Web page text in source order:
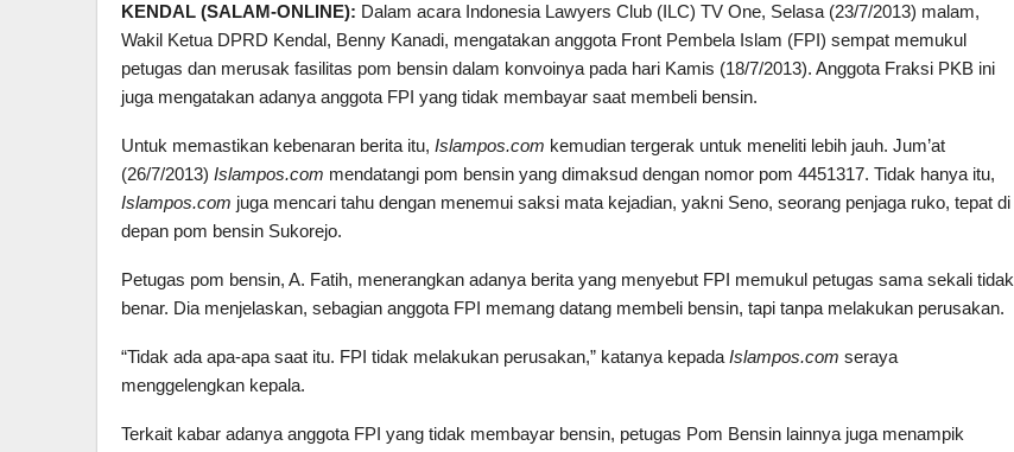
KENDAL (SALAM-ONLINE): Dalam acara Indonesia Lawyers Club (ILC) TV One, Selasa (23/7/2013) malam,
Wakil Ketua DPRD Kendal, Benny Kanadi, mengatakan anggota Front Pembela Islam (FPI) sempat memukul
petugas dan merusak fasilitas pom bensin dalam konvoinya pada hari Kamis (18/7/2013). Anggota Fraksi PKB ini
juga mengatakan adanya anggota FPI yang tidak membayar saat membeli bensin.
Untuk memastikan kebenaran berita itu, Islampos.com kemudian tergerak untuk meneliti lebih jauh. Jum’at
(26/7/2013) Islampos.com mendatangi pom bensin yang dimaksud dengan nomor pom 4451317. Tidak hanya itu,
Islampos.com juga mencari tahu dengan menemui saksi mata kejadian, yakni Seno, seorang penjaga ruko, tepat di
depan pom bensin Sukorejo.
Petugas pom bensin, A. Fatih, menerangkan adanya berita yang menyebut FPI memukul petugas sama sekali tidak
benar. Dia menjelaskan, sebagian anggota FPI memang datang membeli bensin, tapi tanpa melakukan perusakan.
“Tidak ada apa-apa saat itu. FPI tidak melakukan perusakan,” katanya kepada Islampos.com seraya
menggelengkan kepala.
Terkait kabar adanya anggota FPI yang tidak membayar bensin, petugas Pom Bensin lainnya juga menampik